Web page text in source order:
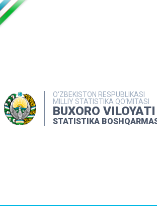
O‘ZBEKISTON RESPUBLIKASI
MILLIY STATISTIKA QO‘MITASI
BUXORO VILOYATI
STATISTIKA
MATBUOT XIZMATI
MUROJAATLAR